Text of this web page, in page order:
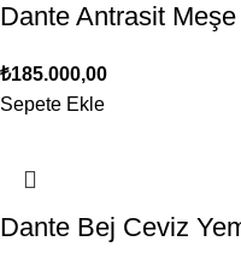
Dante Antrasit Meşe
₺185.000,00
Sepete Ekle
Dante Bej Ceviz